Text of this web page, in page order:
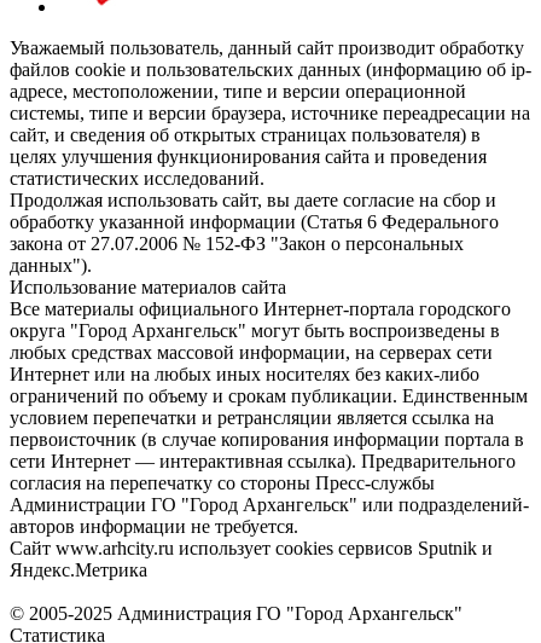
Уважаемый пользователь, данный сайт производит обработку
файлов cookie и пользовательских данных (информацию об ip-
адресе, местоположении, типе и версии операционной
системы, типе и версии браузера, источнике переадресации на
сайт, и сведения об открытых страницах пользователя) в
целях улучшения функционирования сайта и проведения
статистических исследований.
Продолжая использовать сайт, вы даете согласие на сбор и
обработку указанной информации (Статья 6 Федерального
закона от 27.07.2006 № 152-ФЗ "Закон о персональных
данных").
Использование материалов сайта
Все материалы официального Интернет-портала городского
округа "Город Архангельск" могут быть воспроизведены в
любых средствах массовой информации, на серверах сети
Интернет или на любых иных носителях без каких-либо
ограничений по объему и срокам публикации. Единственным
условием перепечатки и ретрансляции является ссылка на
первоисточник (в случае копирования информации портала в
сети Интернет — интерактивная ссылка). Предварительного
согласия на перепечатку со стороны Пресс-службы
Администрации ГО "Город Архангельск" или подразделений-
авторов информации не требуется.
Сайт www.arhcity.ru использует cookies сервисов Sputnik и
Яндекс.Метрика
© 2005-2025 Администрация ГО "Город Архангельск"
Статистика